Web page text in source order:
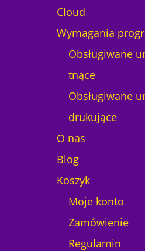
Cloud
Wymagania
Obsługiwane
tnące
Obsługiwane
drukujące
O nas
Blog
Koszyk
Moje konto
Zamówienie
Regulamin